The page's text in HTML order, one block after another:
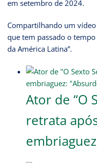
em setembro de 2024.
Compartilhando um
que tem passado o
da América Latina”.
Ator de “O
retrata